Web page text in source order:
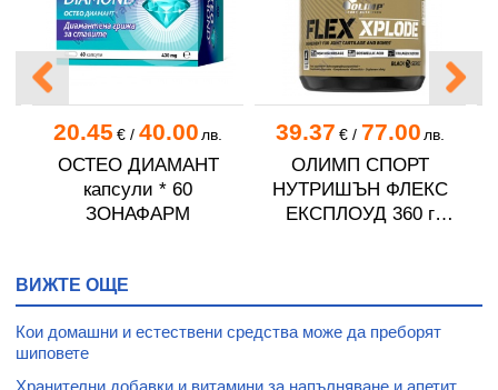
20.45 €/ 40.00 лв.
ОСТЕО ДИАМАНТ
капсули * 60
ЗОНАФАРМ
39.37 €/ 77.00 лв.
ОЛИМП СПОРТ
НУТРИШЪН ФЛЕКС
ЕКСПЛОУД 360 г
ВИЖТЕ ОЩЕ
Кои домашни и естествени средства може да преборят
шиповете